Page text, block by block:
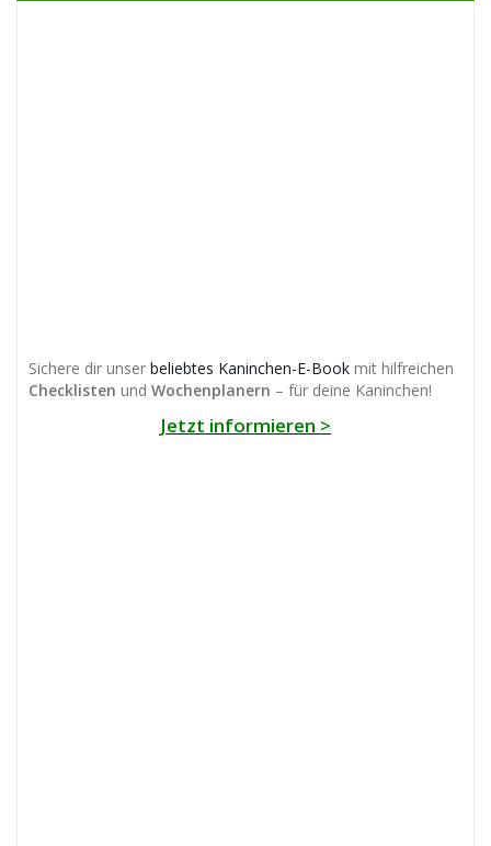
Sichere dir unser beliebtes Kaninchen-E-Book mit hilfreichen
Checklisten und Wochenplanern – für deine Kaninchen!
Jetzt informieren >